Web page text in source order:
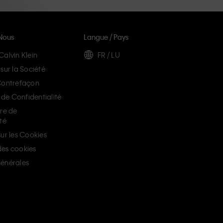
Klein
la Société
Confidentialité
de
les Cookies
cookies
Langue / Pays
FR / LU